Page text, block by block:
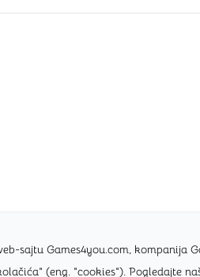
sajtu Games4you.com, kompanija
(eng. "cookies"). Pogledajte